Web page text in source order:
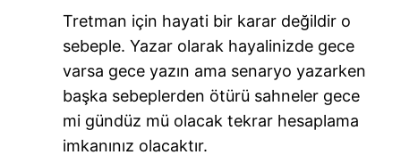
Tretman için hayati bir karar değildir o
sebeple. Yazar olarak hayalinizde gece
varsa gece yazın ama senaryo yazarken
başka sebeplerden ötürü sahneler gece
mi gündüz mü olacak tekrar hesaplama
imkanınız olacaktır.